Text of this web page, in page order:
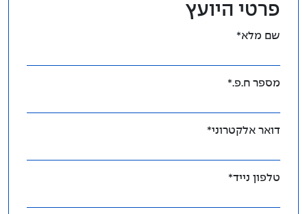
פרטי היועץ
שם מלא*
מספר ח.פ.*
דואר אלקטרוני*
טלפון נייד*